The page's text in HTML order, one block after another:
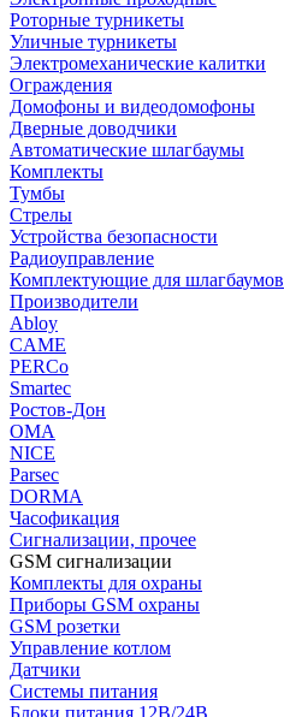
Роторные турникеты
Уличные турникеты
Электромеханические калитки
Ограждения
Домофоны и видеодомофоны
Дверные доводчики
Автоматические шлагбаумы
Комплекты
Тумбы
Стрелы
Устройства безопасности
Радиоуправление
Комплектующие для шлагбаумов
Производители
Abloy
CAME
PERCo
Smartec
Ростов-Дон
ОМА
NICE
Parsec
DORMA
Часофикация
Сигнализации, прочее
GSM сигнализации
Комплекты для охраны
Приборы GSM охраны
GSM розетки
Управление котлом
Датчики
Системы питания
Блоки питания 12В/24В